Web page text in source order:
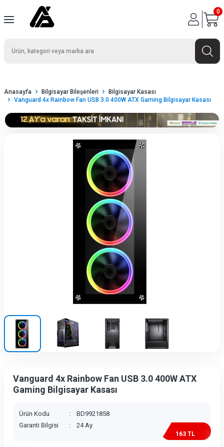
0
Anasayfa Bilgisayar Bileşenleri
Bilgisayar Kasası
Vanguard 4x Rainbow Fan USB 3.0 400W ATX Gaming Bilgisayar Kasası
Vanguard 4x Rainbow Fan USB 3.0 400W ATX
Gaming Bilgisayar Kasası
Ürün Kodu :
BD9921858
Garanti Bilgisi
: 24 Ay
163 TL